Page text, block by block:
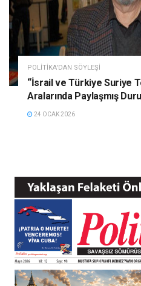
POLITIKA'DAN SÖYLEŞI
“İsrail ve Türkiye Suriye
Aralarında Paylaşmış
24 OCAK 2026